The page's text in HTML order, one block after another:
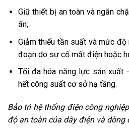
Giữ thiết bị an toàn và ngăn
ẩn;
Giảm thiểu tần suất và mức
đoạn do sự cố mất điện hoặc
Tối đa hóa năng lực sản xuất
hết công suất cơ sở hạ tầng.
Bảo trì hệ thống điện công
độ an toàn của dây điện và dòng